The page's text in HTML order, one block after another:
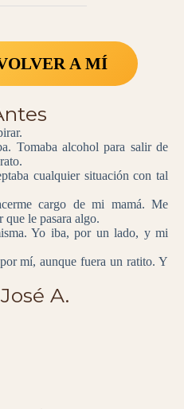
A MÍ
Tomaba alcohol para salir de
cualquier situación con tal
cargo de mi mamá. Me
le pasara algo.
Yo iba, por un lado, y mi
mí, aunque fuera un ratito. Y
A.